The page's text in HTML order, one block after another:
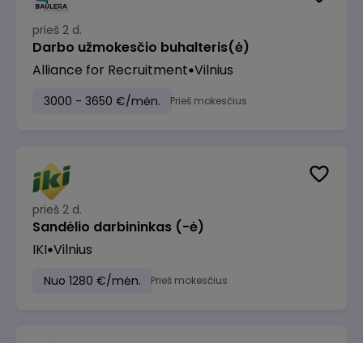
prieš 2 d.
Darbo užmokesčio buhalteris(ė)
Alliance for Recruitment Vilnius
3000 - 3650 €/mėn. Prieš mokesčius
prieš 2 d.
Sandėlio darbininkas (-ė)
IKI Vilnius
Nuo 1280 €/mėn. Prieš mokesčius